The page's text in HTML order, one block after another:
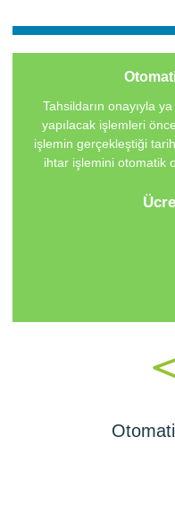
Tahsildarın onayıyla
yapılacak işlemleri
işlemin gerçekleştiği
ihtar işlemini otomatik